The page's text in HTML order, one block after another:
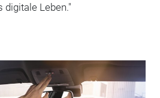
digitale Leben."